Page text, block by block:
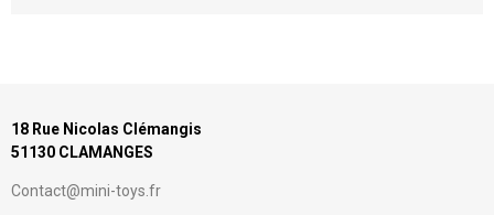
18 Rue Nicolas Clémangis
51130 CLAMANGES
Contact@mini-toys.fr